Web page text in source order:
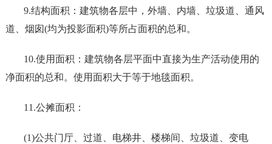
9.结构面积：建筑物各层中，外墙、内墙、垃圾道、通风
道、烟囱(均为投影面积)等所占面积的总和。
10.使用面积：建筑物各层平面中直接为生产活动使用的
净面积的总和。使用面积大于等于地毯面积。
11.公摊面积：
(1)公共门厅、过道、电梯井、楼梯间、垃圾道、变电